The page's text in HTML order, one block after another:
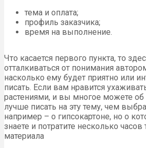
тема и оплата;
профиль заказчика;
время на выполнение.
Что касается первого пункта, то
отталкиваться от понимания
насколько ему будет приятно или
писать. Если вам нравится
растениями, и вы многое можете об
лучше писать на эту тему, чем
например – о гипсокартоне, но о
знаете и потратите несколько
материала